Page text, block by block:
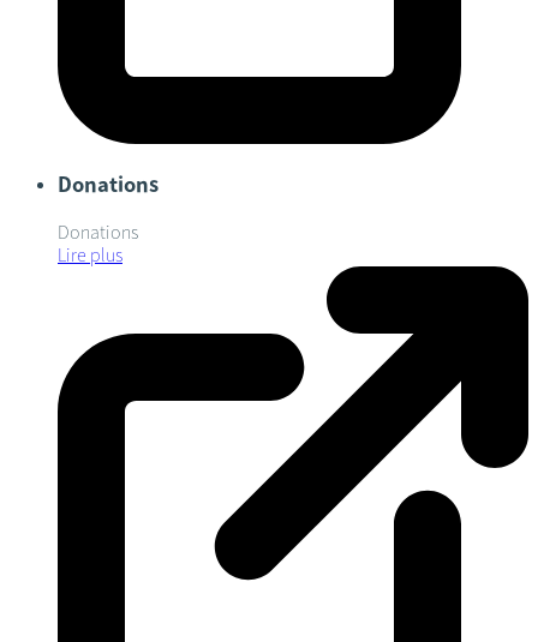
Donations
Donations
Lire plus